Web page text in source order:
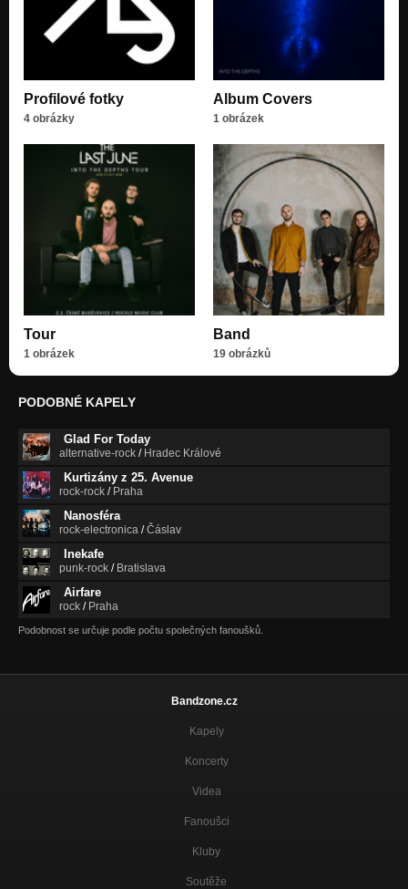
Profilové fotky
4 obrázky
Album Covers
1 obrázek
Tour
1 obrázek
Band
19 obrázků
PODOBNÉ KAPELY
Glad For Today
alternative-rock / Hradec Králové
Kurtizány z 25. Avenue
rock-rock / Praha
Nanosféra
rock-electronica /Čáslav
Inekafe
punk-rock / Bratislava
Airfare
rock / Praha
Podobnost se určuje podle počtu společných fanoušků.
Bandzone.cz
Kapely
Koncerty
Videa
Fanoušci
Kluby
Soutěže